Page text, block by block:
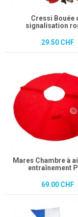
Cressi Bouée
signalisation
29.50 CHF
Mares Chambre à
entraînement
69.00 CHF